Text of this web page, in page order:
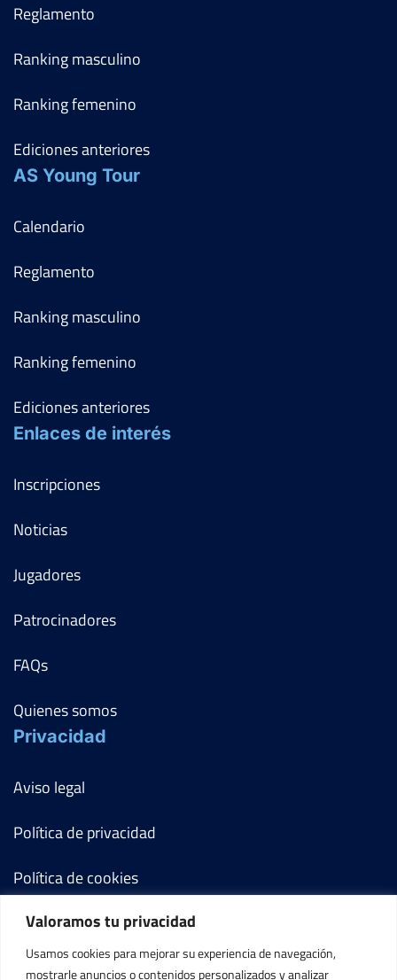
Valoramos tu privacidad
Usamos cookies para mejorar su experiencia de navegación,
mostrarle anuncios o contenidos personalizados y analizar
Reglamento
Ranking masculino
Ranking femenino
Ediciones anteriores
AS Young Tour
Calendario
Reglamento
Ranking masculino
Ranking femenino
Ediciones anteriores
Enlaces de interés
Inscripciones
Noticias
Jugadores
Patrocinadores
FAQs
Quienes somos
Privacidad
Aviso legal
Política de privacidad
Política de cookies
Términos y condiciones
Mi cuenta